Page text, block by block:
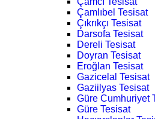
Çamlıbel Tesisat
Çıkrıkçı Tesisat
Darsofa Tesisat
Dereli Tesisat
Doyran Tesisat
Eroğlan Tesisat
Gazicelal Tesisat
Gaziilyas Tesisat
Güre Cumhuriyet
Güre Tesisat